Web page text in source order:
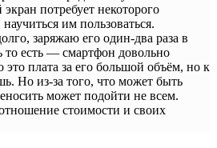
потребует некоторого
им пользоваться.
заряжаю его один-два раза в
то есть — смартфон довольно
плата за его большой объём, но к
Но из-за того, что может быть
может подойти не всем.
стоимости и своих